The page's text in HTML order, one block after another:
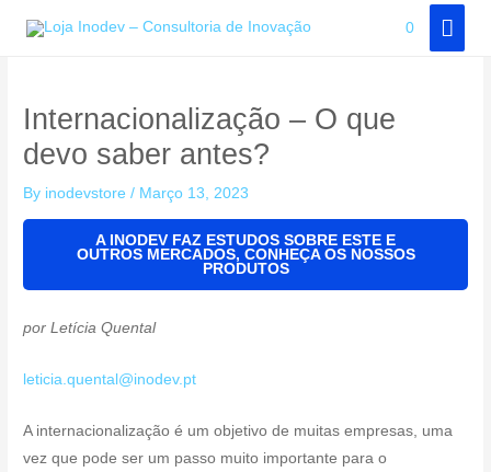
0
Internacionalização – O que
devo saber antes?
By inodevstore/ Março 13, 2023
A INODEV FAZ ESTUDOS SOBRE ESTE E
OUTROS MERCADOS, CONHEÇA OS NOSSOS
PRODUTOS
porLetícia Quental
leticia.quental@inodev.pt
A internacionalização é um objetivo de muitas empresas, uma
vez que pode ser um passo muito importante para o